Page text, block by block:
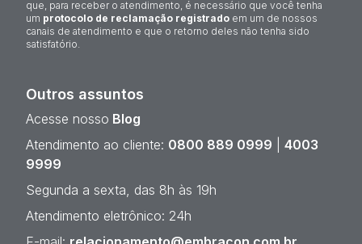
que, para receber o atendimento, é necessário que você tenha
um protocolo de reclamação registrado em um de nossos
canais de atendimento e que o retorno deles não tenha sido
satisfatório.
Outros assuntos
Acesse nosso Blog
Atendimento ao cliente: 0800 889 0999
4003
9999
Segunda a sexta, das 8h às 19h
Atendimento eletrônico: 24h